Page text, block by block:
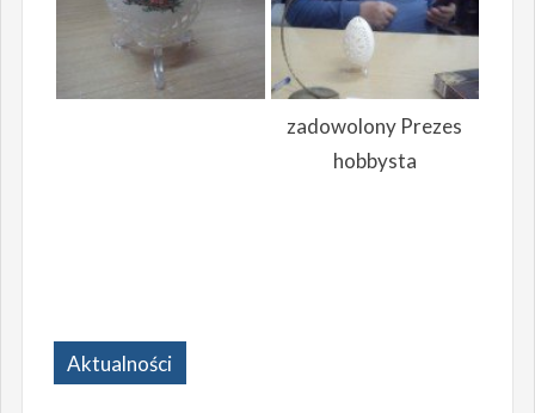
zadowolony Prezes
hobbysta
Aktualności